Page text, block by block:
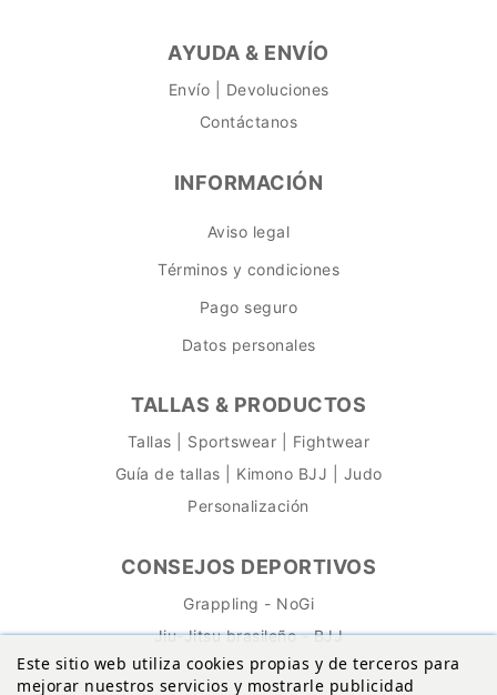
AYUDA & ENVÍO
Envío | Devoluciones
Contáctanos
INFORMACIÓN
Aviso legal
Términos y condiciones
Pago seguro
Datos personales
TALLAS & PRODUCTOS
Tallas | Sportswear | Fightwear
Guía de tallas | Kimono BJJ | Judo
Personalización
CONSEJOS DEPORTIVOS
Grappling - NoGi
Jiu-Jitsu brasileño - BJJ
Este sitio web utiliza cookies propias y de terceros para
mejorar nuestros servicios y mostrarle publicidad